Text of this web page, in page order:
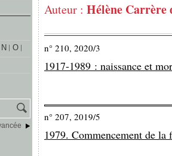
N
O
Auteur : Hélène Carrère
n° 210, 2020/3
1917-1989 : naissance et
n° 207, 2019/5
1979. Commencement de la